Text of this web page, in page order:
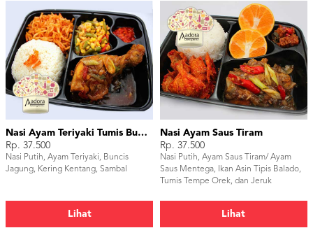
Nasi Ayam Teriyaki Tumis Buncis Jagung
Rp. 37.500
Nasi Putih, Ayam Teriyaki, Buncis
Jagung, Kering Kentang, Sambal
Lihat
Nasi Ayam Saus Tiram
Rp. 37.500
Nasi Putih, Ayam Saus Tiram/ Ayam
Saus Mentega, Ikan Asin Tipis Balado,
Tumis Tempe Orek, dan Jeruk
Lihat